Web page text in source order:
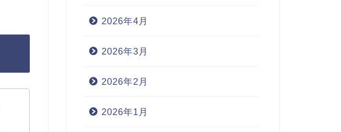
2026年4月
2026年3月
2026年2月
2026年1月